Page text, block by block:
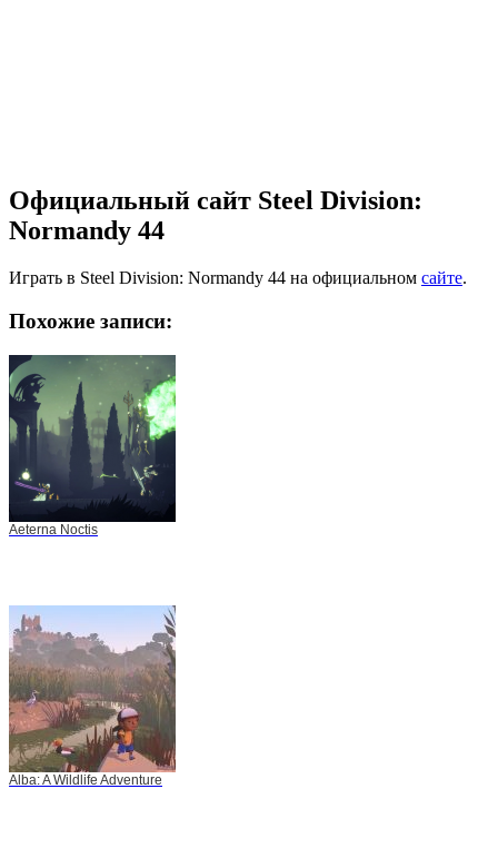
Официальный сайт Steel Division:
Normandy 44
Играть в Steel Division: Normandy 44 на официальном сайте.
Похожие записи:
Aeterna Noctis
Alba: A Wildlife Adventure